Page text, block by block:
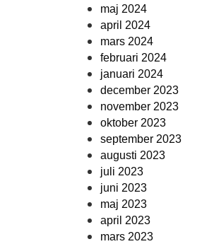
maj 2024
april 2024
mars 2024
februari 2024
januari 2024
december 2023
november 2023
oktober 2023
september 2023
augusti 2023
juli 2023
juni 2023
maj 2023
april 2023
mars 2023